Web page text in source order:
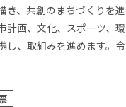
き、共創のまちづくりを進
計画、文化、スポーツ、環
し、取組みを進めます。令